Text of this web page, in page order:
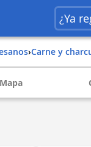
¿Ya
› Carne y
Mapa